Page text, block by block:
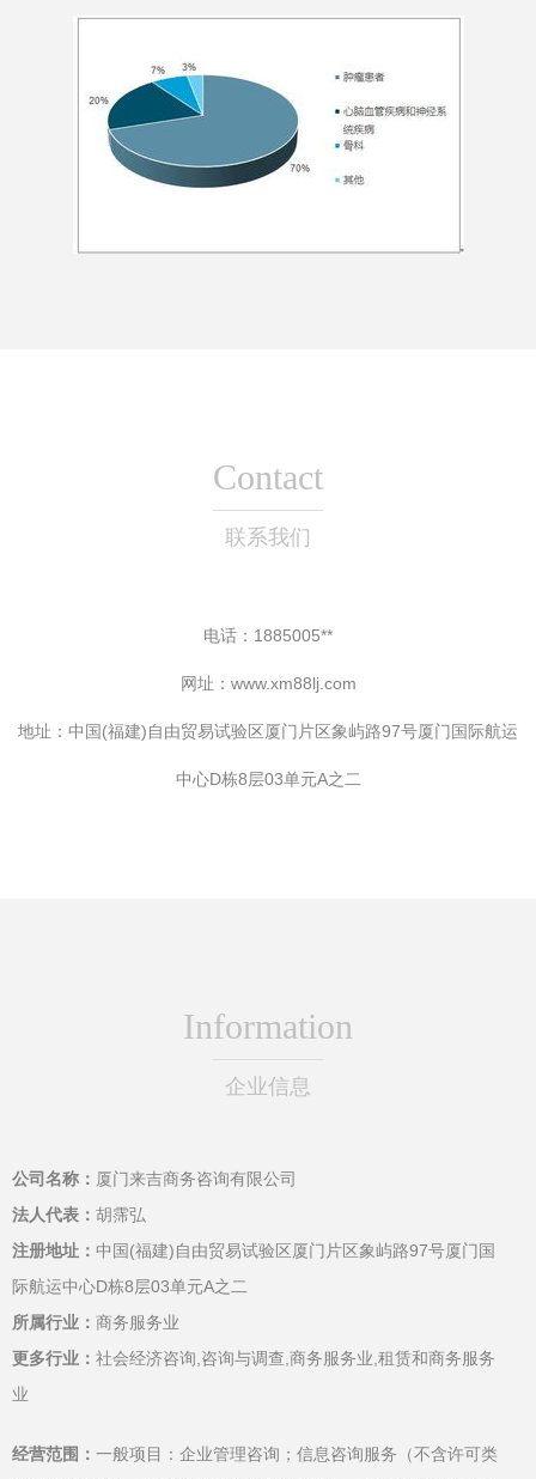
Contact
联系我们
电话：1885005**
网址： www.xm88lj.com
地址：中国(福建)自由贸易试验区厦门片区象屿路97号厦门国际航运
中心D栋8层03单元A之二
Information
企业信息
公司名称： 厦门来吉商务咨询有限公司
法人代表： 胡霈弘
注册地址： 中国(福建)自由贸易试验区厦门片区象屿路97号厦门国
际航运中心D栋8层03单元A之二
所属行业： 商务服务业
更多行业： 社会经济咨询,咨询与调查,商务服务业,租赁和商务服务
业
经营范围： 一般项目：企业管理咨询；信息咨询服务（不含许可类